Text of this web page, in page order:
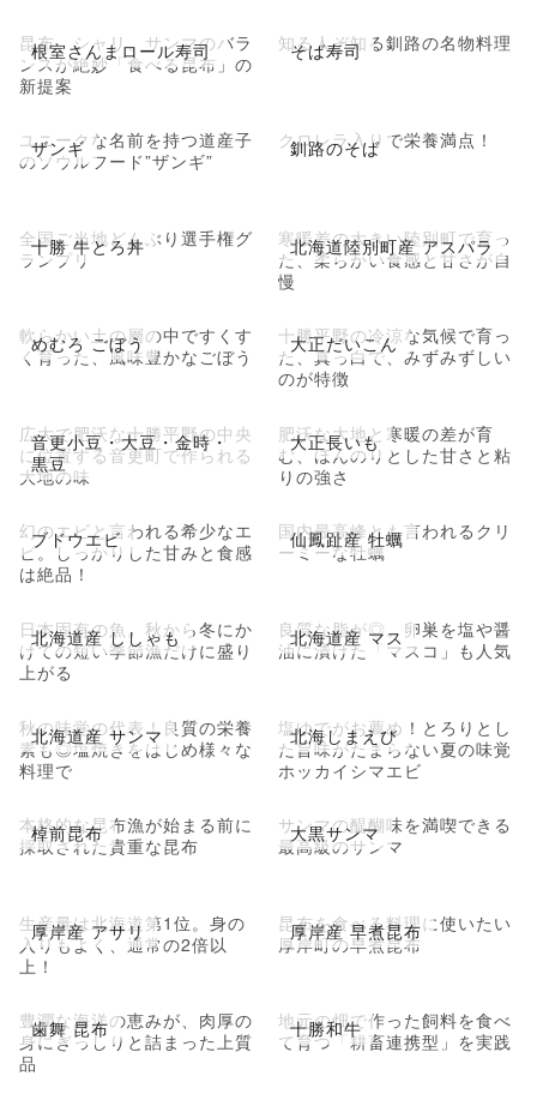
根室さんまロール寿司
昆布、シャリ、サンマのバラ
ンスが絶妙「食べる昆布」の
新提案
そば寿司
知る人ぞ知る釧路の名物料理
ザンギ
ユニークな名前を持つ道産子
のソウルフード”ザンギ”
釧路のそば
クロレラ入りで栄養満点！
十勝 牛とろ丼
全国ご当地どんぶり選手権グ
ランプリ
北海道陸別町産 アスパラ
寒暖差の大きい陸別町で育っ
た、柔らかい食感と甘さが自
慢
めむろ ごぼう
軟らかい土の層の中ですくす
く育った、風味豊かなごぼう
大正だいこん
十勝平野の冷涼な気候で育っ
た、真っ白で、みずみずしい
のが特徴
音更小豆・大豆・金時・
黒豆
広大で肥沃な十勝平野の中央
に位置する音更町で作られる
大地の味
大正長いも
肥沃な大地と寒暖の差が育
む、ほんのりとした甘さと粘
りの強さ
ブドウエビ
幻のエビと言われる希少なエ
ビ。しっかりした甘みと食感
は絶品！
仙鳳趾産 牡蠣
国内最高峰とも言われるクリ
ーミーな牡蠣
北海道産 ししゃも
日本固有の魚。秋から冬にか
けての短い季節漁だけに盛り
上がる
北海道産 マス
良質な脂が◎。卵巣を塩や醤
油に漬けた「マスコ」も人気
北海道産 サンマ
秋の味覚の代表！良質の栄養
素も◎塩焼きをはじめ様々な
料理で
北海しまえび
塩ゆでがお薦め！とろりとし
た旨味がたまらない夏の味覚
ホッカイシマエビ
棹前昆布
本格的な昆布漁が始まる前に
採取された貴重な昆布
大黒サンマ
サンマの醍醐味を満喫できる
最高級のサンマ
厚岸産 アサリ
生産量は北海道第1位。身の
入りもよく、通常の2倍以
上！
厚岸産 早煮昆布
昆布を食べる料理に使いたい
厚岸町の早煮昆布
歯舞 昆布
豊潤な海洋の恵みが、肉厚の
身にぎっしりと詰まった上質
品
十勝和牛
地元の畑で作った飼料を食べ
て育つ「耕畜連携型」を実践